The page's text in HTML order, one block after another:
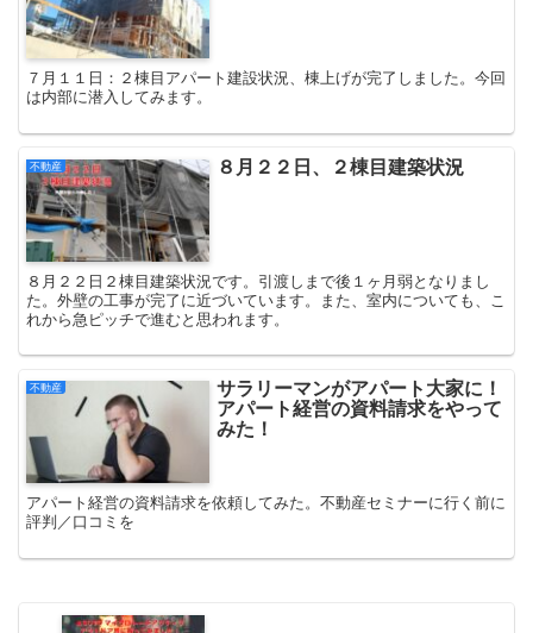
７月１１日：２棟目アパート建設状況、棟上げが完了しました。今回
は内部に潜入してみます。
不動産 ８月２２日、２棟目建築状況
８月２２日２棟目建築状況です。引渡しまで後１ヶ月弱となりまし
た。外壁の工事が完了に近づいています。また、室内についても、こ
れから急ピッチで進むと思われます。
不動産 サラリーマンがアパート大家に！
アパート経営の資料請求をやって
みた！
アパート経営の資料請求を依頼してみた。不動産セミナーに行く前に
評判／口コミを